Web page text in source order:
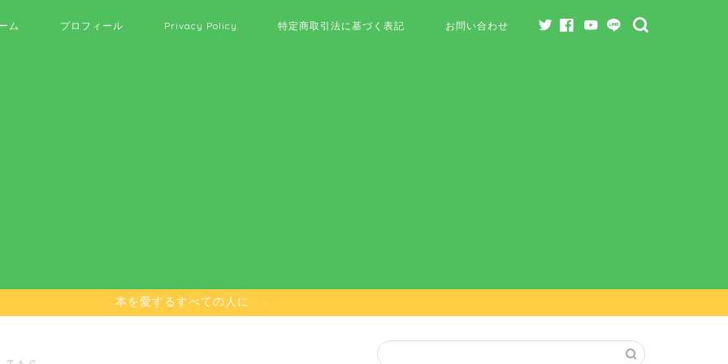
ム プロフィール Privacy Policy 特定商取引法に基づく表記 お問い合わせ
本を愛するすべての人に